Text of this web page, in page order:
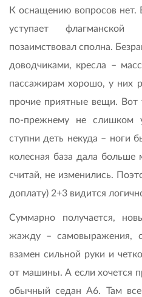
К оснащению вопросов нет.
уступает флагманской
позаимствовал сполна.
доводчиками, кресла –
пассажирам хорошо, у них
прочие приятные вещи. Вот
по-прежнему не слишком
ступни деть некуда – ноги
колесная база дала больше
считай, не изменились.
доплату) 2+3 видится
Суммарно получается,
жажду – самовыражения,
взамен сильной руки и
от машины. А если хочется
обычный седан А6. Там